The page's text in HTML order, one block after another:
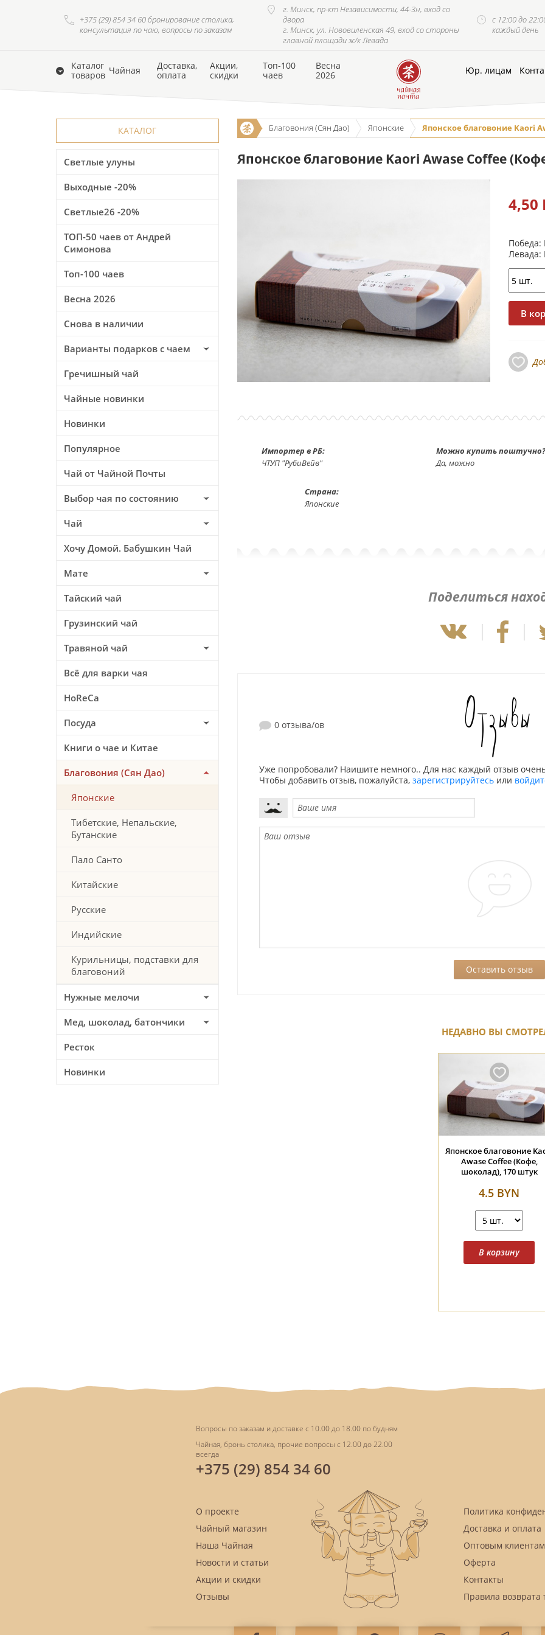
+375 (29) 854 34 60 бронирование столика,
консультация по чаю, вопросы по заказам
г. Минск, пр-кт Независимости, 44-3н, вход со
двора
г. Минск, ул. Нововиленская 49, вход со стороны
главной площади ж/к Левада
с 12:00 до
каждый день
Каталог
товаров Чайная
Доставка,
оплата
Акции,
скидки
Топ-100
чаев
Весна
2026
Юр. лицам
КАТАЛОГ
Светлые улуны
Выходные -20%
Светлые26 -20%
ТОП-50 чаев от Андрей
Симонова
Топ-100 чаев
Весна 2026
Снова в наличии
Варианты подарков с чаем
Гречишный чай
Чайные новинки
Новинки
Популярное
Чай от Чайной Почты
Выбор чая по состоянию
Чай
Хочу Домой. Бабушкин Чай
Мате
Тайский чай
Грузинский чай
Травяной чай
Всё для варки чая
HoReCa
Посуда
Книги о чае и Китае
Благовония (Сян Дао)
Японские
Тибетские, Непальские,
Бутанские
Пало Санто
Китайские
Русские
Индийские
Курильницы, подставки для
благовоний
Нужные мелочи
Мед, шоколад, батончики
Ресток
Новинки
Благовония (Сян Дао) Японские Японское благовоние Kaori
Японское благовоние Kaori Awase Coffee
4,50
Победа:
Левада:
Импортер в РБ:
ЧТУП "РубиВейв"
Можно купить
Да, можно
Страна:
Японские
Поделиться
0 отзыва/ов Отзывы
Уже попробовали? Наишите немного.. Для нас каждый отзыв
Чтобы добавить отзыв, пожалуйста, зарегистрируйтесьили
НЕДАВНО ВЫ
Японское благовоние
Awase Coffee (Кофе,
шоколад), 170 штук
4.5 BYN
Вопросы по заказам и доставке с 10.00 до 18.00 по будням
Чайная, бронь столика, прочие вопросы с 12.00 до 22.00
всегда
+375 (29) 854 34 60
О проекте
Чайный магазин
Наша Чайная
Новости и статьи
Акции и скидки
Отзывы
Политика
Доставка и оплата
Оптовым клиентам
Оферта
Контакты
Правила возврата